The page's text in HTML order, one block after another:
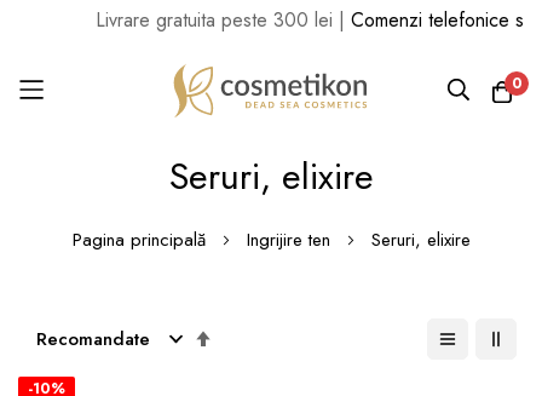
Livrare gratuita peste 300 lei |Comenzi telefonice sau
0
Seruri, elixire
Pagina principală Ingrijire ten Seruri, elixire
-10%